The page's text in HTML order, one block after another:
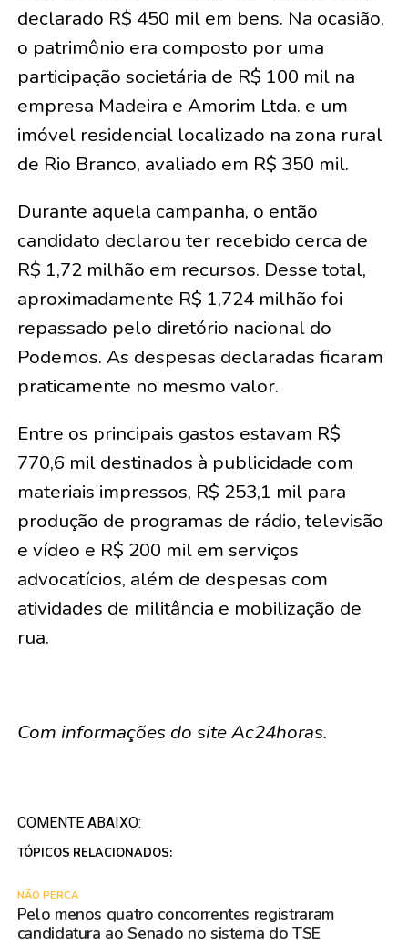
declarado R$ 450 mil em bens. Na ocasião,
o patrimônio era composto por uma
participação societária de R$ 100 mil na
empresa Madeira e Amorim Ltda. e um
imóvel residencial localizado na zona rural
de Rio Branco, avaliado em R$ 350 mil.
Durante aquela campanha, o então
candidato declarou ter recebido cerca de
R$ 1,72 milhão em recursos. Desse total,
aproximadamente R$ 1,724 milhão foi
repassado pelo diretório nacional do
Podemos. As despesas declaradas ficaram
praticamente no mesmo valor.
Entre os principais gastos estavam R$
770,6 mil destinados à publicidade com
materiais impressos, R$ 253,1 mil para
produção de programas de rádio, televisão
e vídeo e R$ 200 mil em serviços
advocatícios, além de despesas com
atividades de militância e mobilização de
rua.
Com informações do site Ac24horas.
COMENTE ABAIXO:
TÓPICOS RELACIONADOS:
NÃO PERCA
Pelo menos quatro concorrentes registraram
candidatura ao Senado no sistema do TSE